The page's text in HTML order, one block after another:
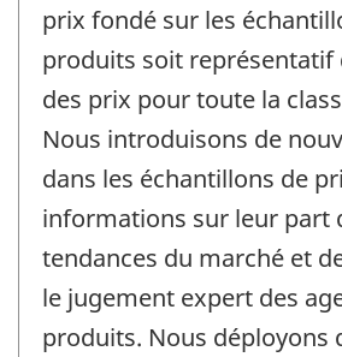
prix fondé sur les
produits soit représentatif
des prix pour toute la
Nous introduisons de
dans les échantillons de
informations sur leur part
tendances du marché et
le jugement expert des
produits. Nous déployons